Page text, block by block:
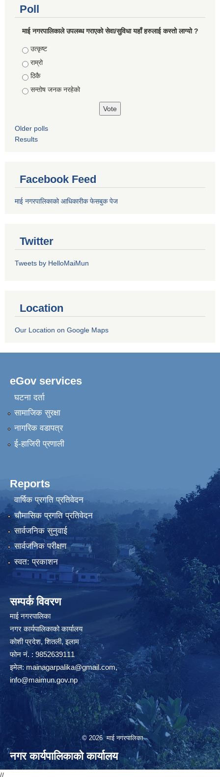
Poll
माई नगरपालिकाले उपलब्ध गराएको सेवा/सुविधा यहाँ हरुलाई कस्तो लाग्यो ?
Choices
उत्कृष्ट
राम्रो
ठिकै
सन्तोष जनक नरहेको
Older polls
Results
Facebook Feed
माई नगरपालिकाको आधिकारीक फेसबुक पेज
Twitter
Tweets by HelloMaiMun
Location
Our Location on Google Maps
eGov services
घटना दर्ता
सामाजिक सुरक्षा
नागरिक वडापत्र
ई-हाजिरी प्रणाली
Reports
वार्षिक प्रगति प्रतिवेदन
चौमासिक प्रगति प्रतिवेदन
सार्वजनिक सुनुवाई
सार्वजनिक परीक्षण
स्वत: प्रकाशन
सम्पर्क विवरण
माई नगरपालिका
नगर कार्यपालिकाको कार्यालय
कोशी प्रदेश, शितली, इलाम
फोन नं. : 9852639111
इमेल:mainagarpalika@gmail.com,
info@maimun.gov.np
© 2026 माई नगरपालिका
नगर कार्यपालिकाको कार्यालय
//